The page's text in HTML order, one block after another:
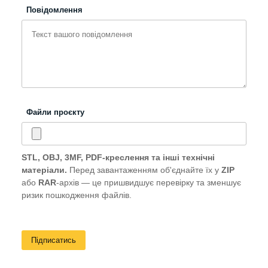
Повідомлення
Файли проєкту
STL, OBJ, 3MF, PDF-креслення та інші технічні
матеріали. Перед завантаженням об'єднайте їх уZIP
або RAR-архів — це пришвидшує перевірку та зменшує
ризик пошкодження файлів.
Підписатись